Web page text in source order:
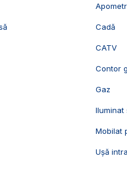
Cadă
CATV
Contor
Gaz
Iluminat
Mobilat
Ușă